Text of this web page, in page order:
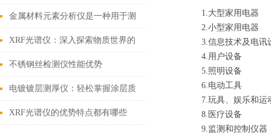
成对大量样品的测量
金属材料元素分析仪是一种用于测
定金属的精密仪器
XRF光谱仪：深入探索物质世界的
非破坏性工具
不锈钢丝检测仪性能优势
电镀镀层测厚仪：轻松掌握涂层质
量
XRF光谱仪的优势特点都有哪些
1.大型家用电器
2.小型家用电器
3.信息技术及电讯
4.用户设备
5.照明设备
6.电动工具
7.玩具、娱乐和运
8.医疗设备
9.监测和控制仪器